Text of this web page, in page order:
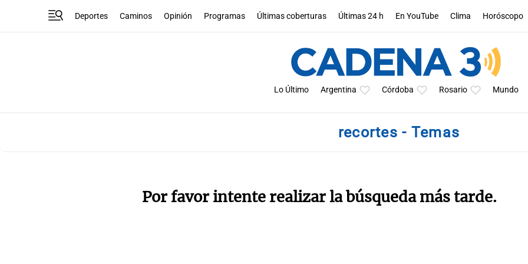
Deportes Caminos Opinión Programas Últimas coberturas Últimas 24 h En YouTube Clima Horóscopo
Lo Último Argentina Córdoba Rosario Mundo
recortes - Temas
Por favor intente realizar la búsqueda más tarde.